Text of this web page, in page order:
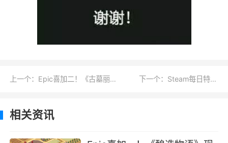
上一个：Epic喜加二！《古墓丽影：暗影》《淹没之城》现可免费领取！ 下一个：Steam每日特惠：《圆顶》新史低售价29元
相关资讯